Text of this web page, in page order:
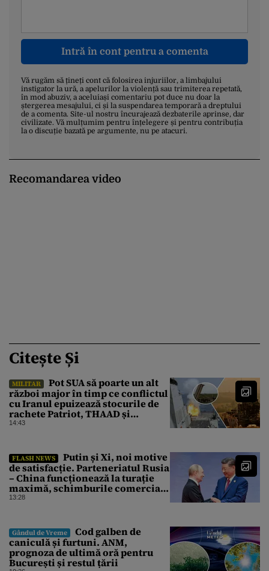
Intră în cont pentru a comenta
Vă rugăm să țineți cont că folosirea injuriilor, a limbajului
instigator la ură, a apelurilor la violență sau trimiterea repetată,
în mod abuziv, a aceluiași comentariu pot duce nu doar la
ștergerea mesajului, ci și la suspendarea temporară a dreptului
de a comenta. Site-ul nostru încurajează dezbaterile aprinse, dar
civilizate. Vă mulțumim pentru înțelegere și pentru contribuția
la o discuție bazată pe argumente, nu pe atacuri.
Recomandarea video
Citește Și
MILITAR
Pot SUA să poarte un alt
război major în timp ce conflictul
cu Iranul epuizează stocurile de
rachete Patriot, THAAD și
Tomahawk?
14:43
FLASH NEWS
Putin și Xi, noi motive
de satisfacție. Parteneriatul Rusia
– China funcționează la turație
maximă, schimburile comerciale
ating niveluri record
13:28
Gândul de Vreme
Cod galben de
caniculă și furtuni. ANM,
prognoza de ultimă oră pentru
București și restul țării